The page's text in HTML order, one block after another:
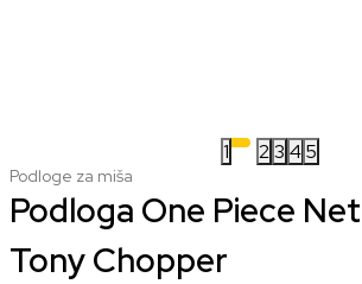
1 2 3 4 5
Podloge za miša
Podloga One Piece
Tony Chopper